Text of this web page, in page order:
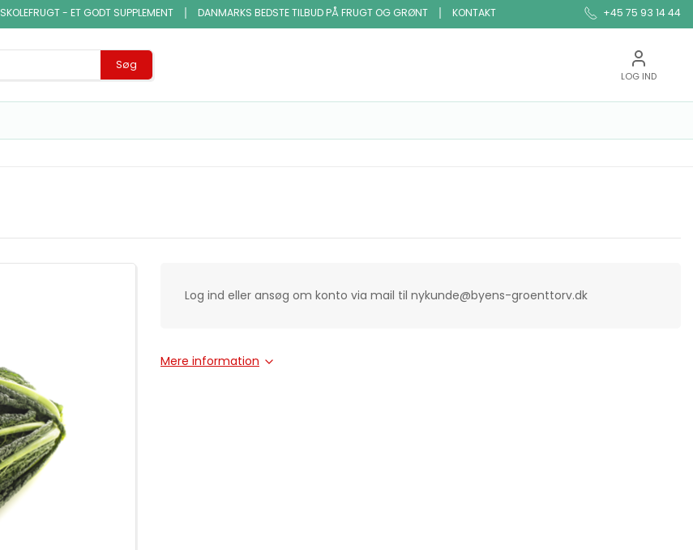
SKOLEFRUGT - ET GODT SUPPLEMENT DANMARKS BEDSTE TILBUD PÅ FRUGT OG GRØNT KONTAKT +45 75 93 14 44
Søg
LOG IND
Log ind eller ansøg om konto via mail til nykunde@byens-groenttorv.dk
Mere information